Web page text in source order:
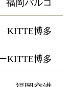
福岡パルコ
KITTE博多
KITTE博多